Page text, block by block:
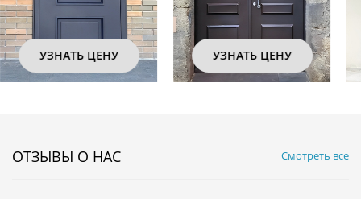
УЗНАТЬ ЦЕНУ УЗНАТЬ ЦЕНУ
ОТЗЫВЫ О НАС Смотреть все